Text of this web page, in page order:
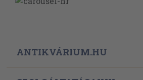
ANTIKVÁRIUM.HU